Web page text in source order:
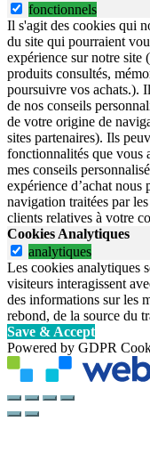
fonctionnels
Il s'agit des cookies qui
du site qui pourraient
expérience sur notre site
produits consultés,
poursuivre vos achats.).
de nos conseils
de votre origine de
sites partenaires). Ils
fonctionnalités que vous
mes conseils
expérience d’achat nous
navigation traitées par
clients relatives à votre
Cookies Analytiques
analytiques
Les cookies analytiques
visiteurs interagissent
des informations sur les
rebond, de la source du
Save & Accept
Powered by GDPR